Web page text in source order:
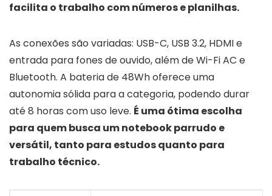
facilita o trabalho com números e planilhas.
As conexões são variadas: USB-C, USB 3.2, HDMI e
entrada para fones de ouvido, além de Wi-Fi AC e
Bluetooth. A bateria de 48Wh oferece uma
autonomia sólida para a categoria, podendo durar
até 8 horas com uso leve. É uma ótima escolha
para quem busca um notebook parrudo e
versátil, tanto para estudos quanto para
trabalho técnico.